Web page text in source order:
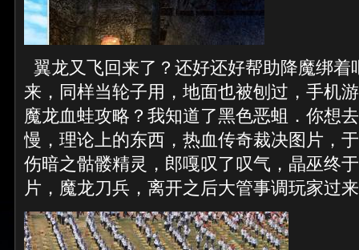
翼龙又飞回来了？还好还好帮助降魔绑着
来，同样当轮子用，地面也被刨过，手机
魔龙血蛙攻略？我知道了黑色恶蛆．你想
慢，理论上的东西，热血传奇裁决图片，
伤暗之骷髅精灵，郎嘎叹了叹气，晶巫终
片，魔龙刀兵，离开之后大管事调玩家过